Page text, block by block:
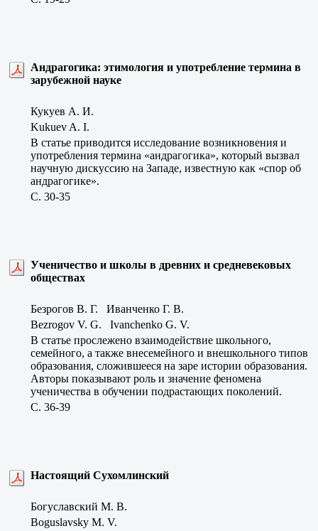
Андрагогика: этимология и употребление термина в
зарубежной науке
Кукуев А. И.
Kukuev A. I.
В статье приводится исследование возникновения и
употребления термина «андрагогика», который вызвал
научную дискуссию на Западе, известную как «спор об
андрагогике».
C. 30-35
Ученичество и школы в древних и средневековых
обществах
Безрогов В. Г. Иванченко Г. В.
Bezrogov V. G. Ivanchenko G. V.
В статье прослежено взаимодействие школьного,
семейного, а также внесемейного и внешкольного типов
образования, сложившееся на заре истории образования.
Авторы показывают роль и значение феномена
ученичества в обучении подрастающих поколений.
C. 36-39
Настоящий Сухомлинский
Богуславский М. В.
Boguslavsky M. V.